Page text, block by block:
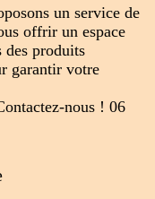
un service de
offrir un espace
des produits
garantir votre
nous ! 06